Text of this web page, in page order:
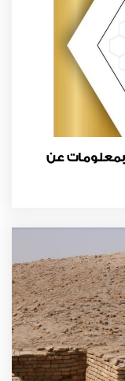
بمعلومات عن